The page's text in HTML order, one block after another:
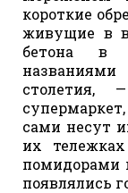
короткие
живущие в
бетона в
сами несут
их
помидорами
появлялись